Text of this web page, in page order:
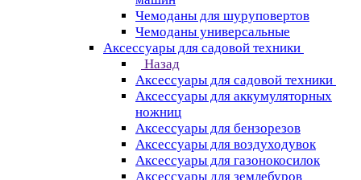
Чемоданы для шуруповертов
Чемоданы универсальные
Аксессуары для садовой техники
Назад
Аксессуары для садовой техники
Аксессуары для аккумуляторных
ножниц
Аксессуары для бензорезов
Аксессуары для воздуходувок
Аксессуары для газонокосилок
Аксессуары для землебуров